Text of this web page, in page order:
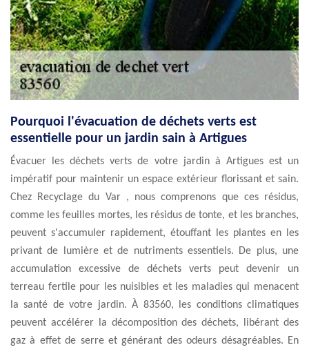
Pourquoi l'évacuation de déchets verts est
essentielle pour un jardin sain à Artigues
Évacuer les déchets verts de votre jardin à Artigues est un
impératif pour maintenir un espace extérieur florissant et sain.
Chez Recyclage du Var , nous comprenons que ces résidus,
comme les feuilles mortes, les résidus de tonte, et les branches,
peuvent s'accumuler rapidement, étouffant les plantes en les
privant de lumière et de nutriments essentiels. De plus, une
accumulation excessive de déchets verts peut devenir un
terreau fertile pour les nuisibles et les maladies qui menacent
la santé de votre jardin. À 83560, les conditions climatiques
peuvent accélérer la décomposition des déchets, libérant des
gaz à effet de serre et générant des odeurs désagréables. En